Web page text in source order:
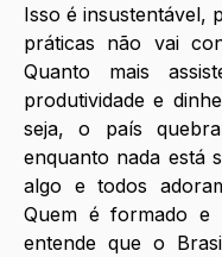
Isso é insustentável,
práticas não vai
Quanto mais
produtividade e
seja, o país
enquanto nada está
algo e todos
Quem é formado e
entende que o